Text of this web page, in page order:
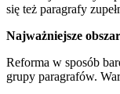
się też paragrafy
Najważniejsze
Reforma w sposób
grupy paragrafów.